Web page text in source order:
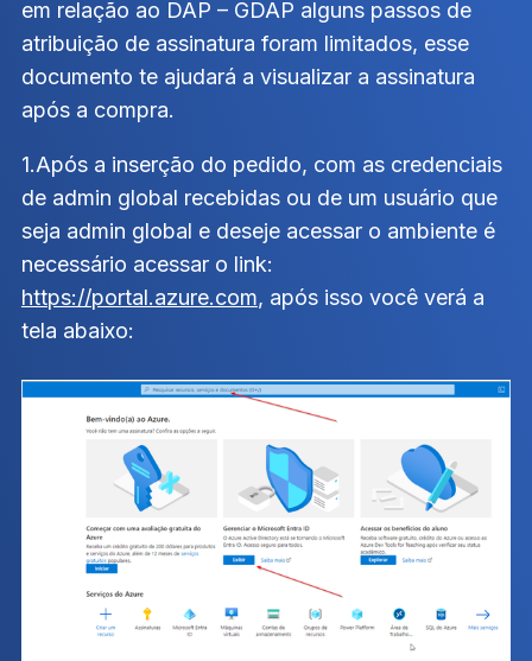
em relação ao DAP – GDAP alguns passos de
atribuição de assinatura foram limitados, esse
documento te ajudará a visualizar a assinatura
após a compra.
1.Após a inserção do pedido, com as credenciais
de admin global recebidas ou de um usuário que
seja admin global e deseje acessar o ambiente é
necessário acessar o link:
https://portal.azure.com, após isso você verá a
tela abaixo: